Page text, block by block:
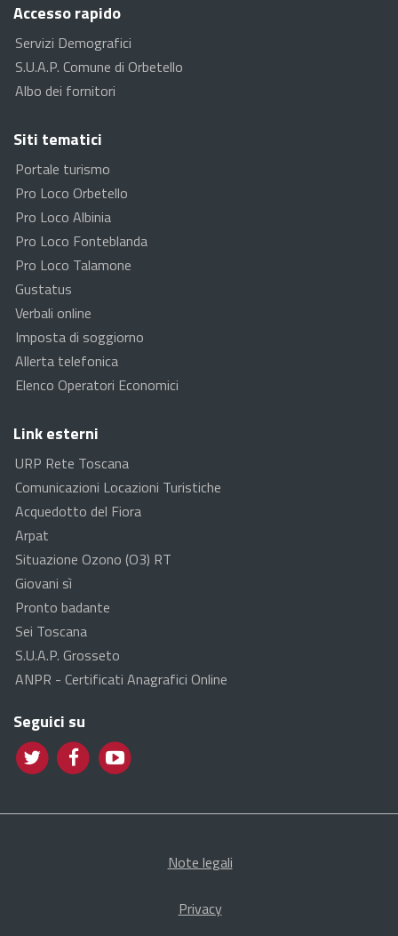
Accesso rapido
Servizi Demografici
S.U.A.P. Comune di Orbetello
Albo dei fornitori
Siti tematici
Portale turismo
Pro Loco Orbetello
Pro Loco Albinia
Pro Loco Fonteblanda
Pro Loco Talamone
Gustatus
Verbali online
Imposta di soggiorno
Allerta telefonica
Elenco Operatori Economici
Link esterni
URP Rete Toscana
Comunicazioni Locazioni Turistiche
Acquedotto del Fiora
Arpat
Situazione Ozono (O3) RT
Giovani sì
Pronto badante
Sei Toscana
S.U.A.P. Grosseto
ANPR - Certificati Anagrafici Online
Seguici su
Note legali
Privacy